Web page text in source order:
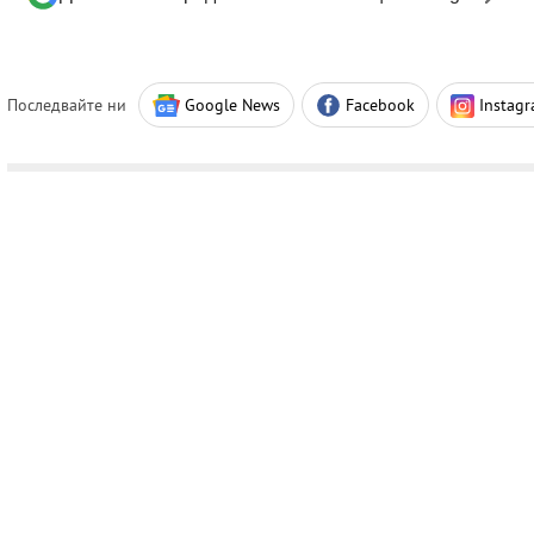
Последвайте ни Google News Facebook